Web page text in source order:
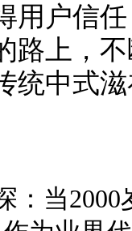
用户信
路上，
统中式
：当